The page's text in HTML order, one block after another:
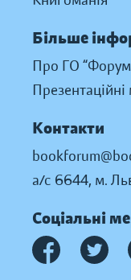
Більше
Про ГО “Форум
Презентаційні
Контакти
а/с 6644, м.
Соціальні